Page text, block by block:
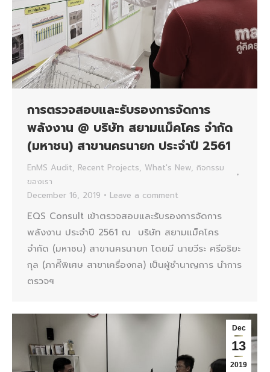
การตรวจสอบและรับรองการจัดการ
พลังงาน @ บริษัท สยามแม็คโคร จำกัด
(มหาชน) สาขานครนายก ประจำปี 2561
EnMS Audit, Recent Projects, What's New, กิจกรรม
ของเรา
December 16, 2019
Leave a comment
EQS Consult เข้าตรวจสอบและรับรองการจัดการ
พลังงาน ประจำปี 2561 ณ บริษัท สยามแม็คโคร
จำกัด (มหาชน) สาขานครนายก โดยมี นายวีระ ศรีอริยะ
กุล (ภาคีิพิเศษ สาขาเครื่องกล) เป็นผู้ชำนาญการ นำการ
ตรวจฯ
Dec
13
2019